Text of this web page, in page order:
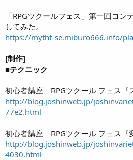
「RPGツクールフェス」第一回コン
してみた。
https://mytht-se.miburo666.info/
[制作]
■テクニック
初心者講座 RPGツクール フェス『
http://blog.joshinweb.jp/
77e2.html
初心者講座 RPGツクール フェス『
http://blog.joshinweb.jp/
4030.html